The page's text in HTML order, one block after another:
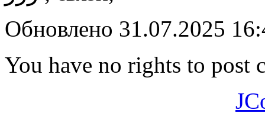
Обновлено 31.07.2025
You have no rights to post